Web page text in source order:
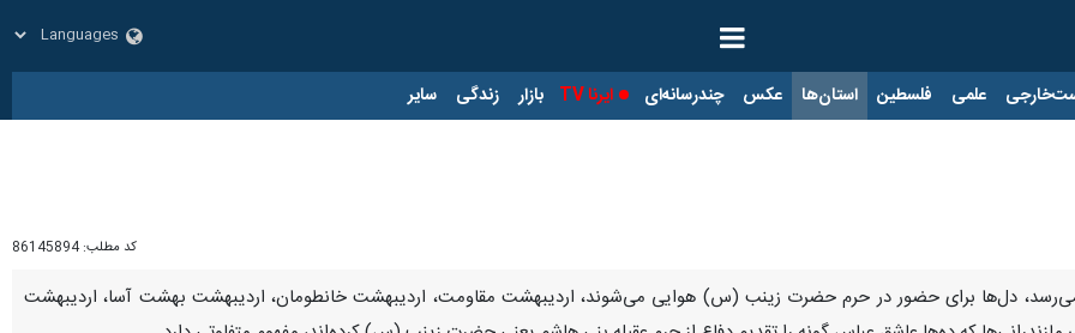
علمی فلسطین استان‌ها عکس چندرسانه‌ای ایرنا TV بازار زندگی سایر
کد مطلب: 86145894